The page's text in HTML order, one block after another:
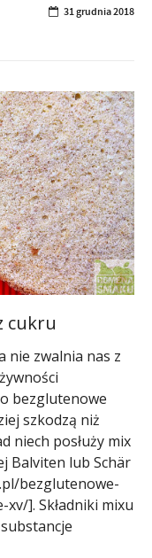
31 grudnia 2018
cukru
nie zwalnia nas z
bezglutenowe
szkodzą niż
niech posłuży mix
Balviten lub Schär
bezglutenowe-
]. Składniki mixu